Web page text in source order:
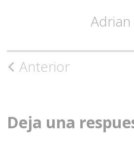
Adrian
Navegación
la
entrada
Anterior
Deja una